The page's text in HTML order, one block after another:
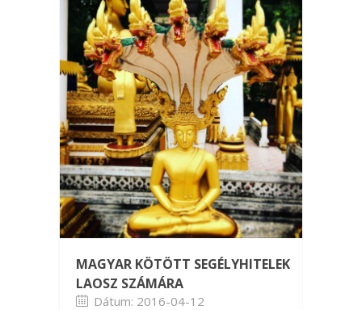
MAGYAR KÖTÖTT SEGÉLYHITELEK
LAOSZ SZÁMÁRA
Dátum: 2016-04-12